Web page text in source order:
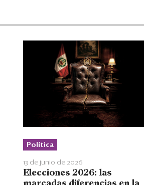
Política
13 de junio de 2026
Elecciones 2026: las